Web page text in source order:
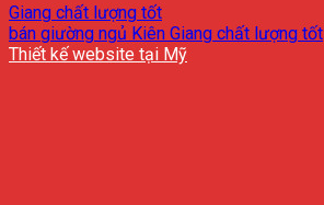
Giang chất lượng tốt
bán giường ngủ Kiên Giang chất lượng tốt
Thiết kế website tại Mỹ